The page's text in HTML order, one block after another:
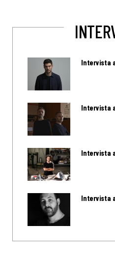
Intervista
Intervista
Intervista
Intervista